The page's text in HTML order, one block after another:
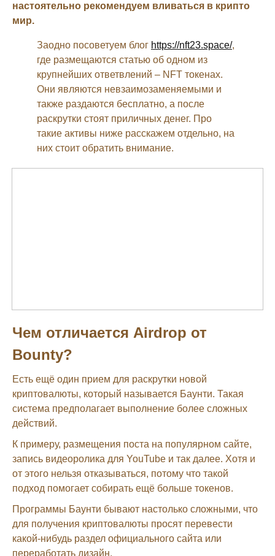
настоятельно рекомендуем вливаться в крипто
мир.
Заодно посоветуем блог https://nft23.space/,
где размещаются статью об одном из
крупнейших ответвлений – NFT токенах.
Они являются невзаимозаменяемыми и
также раздаются бесплатно, а после
раскрутки стоят приличных денег. Про
такие активы ниже расскажем отдельно, на
них стоит обратить внимание.
Чем отличается Airdrop от
Bounty?
Есть ещё один прием для раскрутки новой
криптовалюты, который называется Баунти. Такая
система предполагает выполнение более сложных
действий.
К примеру, размещения поста на популярном сайте,
запись видеоролика для YouTube и так далее. Хотя и
от этого нельзя отказываться, потому что такой
подход помогает собирать ещё больше токенов.
Программы Баунти бывают настолько сложными, что
для получения криптовалюты просят перевести
какой-нибудь раздел официального сайта или
переработать дизайн.